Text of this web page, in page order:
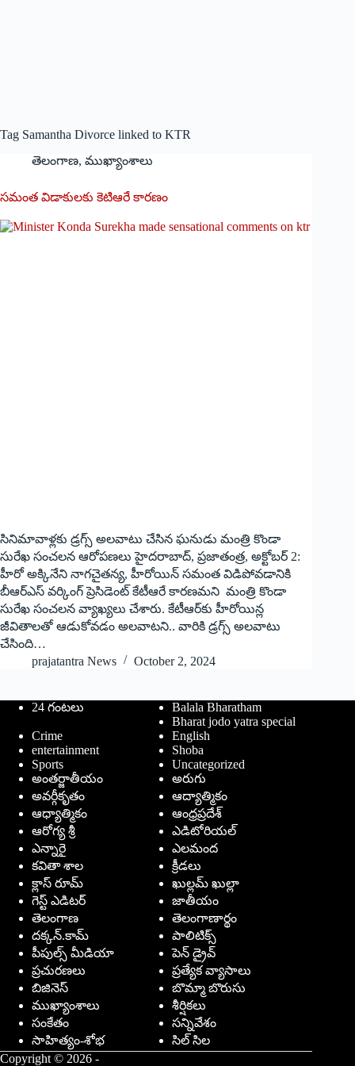
Tag Samantha Divorce linked to KTR
తెలంగాణ, ముఖ్యాంశాలు
సమంత విడాకులకు కెటిఆరే ‌కారణం
సినిమావాళ్లకు డ్రగ్స్ అలవాటు చేసిన ఘనుడు మంత్రి కొండా
సురేఖ సంచలన ఆరోపణలు హైదరాబాద్‌, ప్రజాతంత్ర, అక్టోబర్ 2:
హీరో అక్కినేని నాగచైతన్య, హీరోయిన్‌ ‌సమంత విడిపోవడానికి
బీఆర్‌ఎస్‌ ‌వర్కింగ్‌ ‌ప్రెసిడెంట్‌ ‌కేటీఆరే కారణమని మంత్రి కొండా
సురేఖ సంచలన వ్యాఖ్యలు చేశారు. కేటీఆర్‌కు హీరోయిన్ల
జీవితాలతో ఆడుకోవడం అలవాటని.. వారికి డ్రగ్స్ అలవాటు
చేసింది…
prajatantra News
October 2, 2024
24 గంటలు
Balala Bharatham
Bharat jodo yatra special
Crime
English
entertainment
Shoba
Sports
Uncategorized
అంతర్జాతీయం
అరుగు
అవర్గీకృతం
ఆద్యాత్మికం
ఆధ్యాత్మికం
ఆంధ్రప్రదేశ్
ఆరోగ్య శ్రీ
ఎడిటోరియల్
ఎన్నారై
ఎలమంద
కవితా శాల
క్రీడలు
క్లాస్ రూమ్
ఖుల్లమ్ ఖుల్లా
గెస్ట్ ఎడిటర్
జాతీయం
తెలంగాణ
తెలంగాణార్థం
దక్కన్.కామ్
పాలిటిక్స్
పీపుల్స్ ‌మీడియా
పెన్ డ్రైవ్
ప్రచురణలు
ప్రత్యేక వ్యాసాలు
బిజినెస్
బొమ్మా బొరుసు
ముఖ్యాంశాలు
శీర్షికలు
సంకేతం
సన్నివేశం
సాహిత్యం-శోభ
సిల్ సిల
Copyright © 2026 -